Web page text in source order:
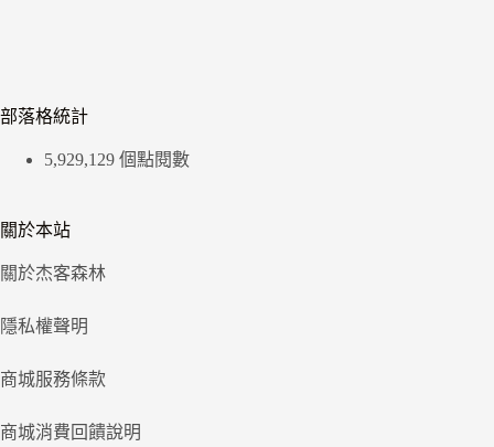
部落格統計
5,929,129 個點閱數
關於本站
關於杰客森林
隱私權聲明
商城服務條款
商城消費回饋說明